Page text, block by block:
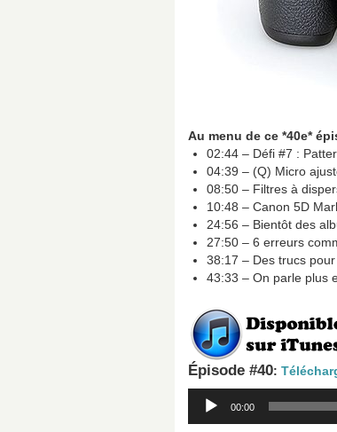
Au menu de ce *40e*
02:44 – Défi #7 :
04:39 – (Q) Micro
08:50 – Filtres à
10:48 – Canon 5D
24:56 – Bientôt des
27:50 – 6 erreurs
38:17 – Des trucs
43:33 – On parle plus
Épisode #40:
Lecteur
audio
00:00